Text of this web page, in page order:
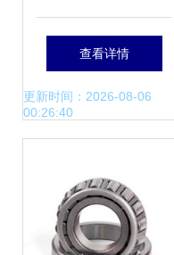
生产厂家解析 巨龙
轴承的品质与优势
查看详情
更新时间：2026-08-06
00:26:40